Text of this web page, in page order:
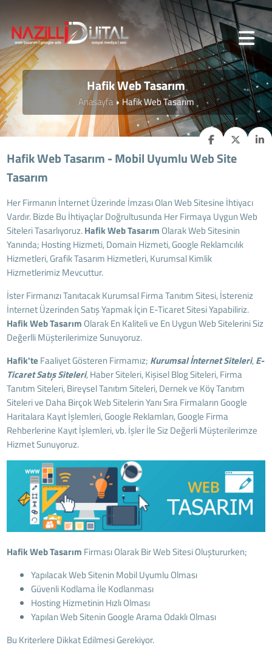
Hafik Web Tasarım
Anasayfa Hafik Web Tasarım
Hafik Web Tasarım - Mobil Uyumlu Web Site
Tasarım
Her Firmanın İnternet Üzerinde İmzası Olan Web Sitesine İhtiyacı
Vardır. Bizde Bu İhtiyaçlar Doğrultusunda Her Firmaya Uygun Web
Siteleri Tasarlıyoruz.HafikWeb Tasarım Olarak Web Sitesinin
Yanında; Hosting Hizmeti, Domain Hizmeti, Google Reklamcılık
Hizmetleri, Grafik Tasarım Hizmetleri, Kurumsal Kimlik
Hizmetlerimiz Mevcuttur.
İster Firmanızı Tanıtacak Kurumsal Firma Tanıtım Sitesi, İstereniz
İnternet Üzerinden Satış Yapmak İçin E-Ticaret Sitesi Yapabiliriz.
HafikWeb Tasarım Olarak En Kaliteli ve En Uygun Web Sitelerini Siz
Değerlli Müşterilerimize Sunuyoruz.
Hafik'te Faaliyet Gösteren Firmamız; Kurumsal İnternet Siteleri,E-
Ticaret Satış Siteleri,Haber Siteleri, Kişisel Blog Siteleri, Firma
Tanıtım Siteleri, Bireysel Tanıtım Siteleri, Dernek ve Köy Tanıtım
Siteleri ve Daha Birçok Web Sitelerin Yanı Sıra Firmaların Google
Haritalara Kayıt İşlemleri, Google Reklamları, Google Firma
Rehberlerine Kayıt İşlemleri, vb. İşler İle Siz Değerli Müşterilerimze
Hizmet Sunuyoruz.
Hafik Web Tasarım Firması Olarak Bir Web Sitesi Oluştururken;
Yapılacak Web Sitenin Mobil Uyumlu Olması
Güvenli Kodlama İle Kodlanması
Hosting Hizmetinin Hızlı Olması
Yapılan Web Sitenin Google Arama Odaklı Olması
Bu Kriterlere Dikkat Edilmesi Gerekiyor.